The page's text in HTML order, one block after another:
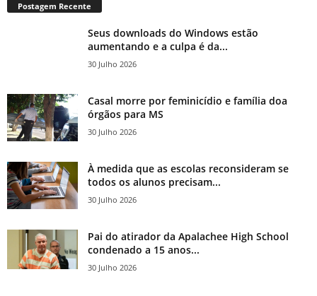
Postagem Recente
Seus downloads do Windows estão
aumentando e a culpa é da...
30 Julho 2026
Casal morre por feminicídio e família doa
órgãos para MS
30 Julho 2026
À medida que as escolas reconsideram se
todos os alunos precisam...
30 Julho 2026
Pai do atirador da Apalachee High School
condenado a 15 anos...
30 Julho 2026